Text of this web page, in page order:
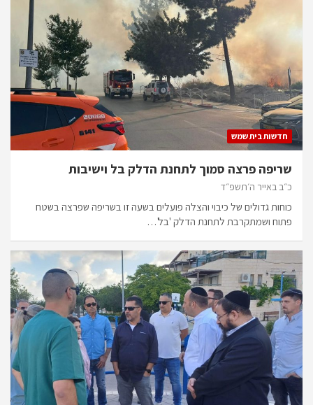
חדשות בית שמש
שריפה פרצה סמוך לתחנת הדלק בל וישיבות
כ״ב באייר ה׳תשפ״ד
כוחות גדולים של כיבוי והצלה פועלים בשעה זו בשריפה שפרצה בשטח
פתוח ושמתקרבת לתחנת הדלק 'בל'…